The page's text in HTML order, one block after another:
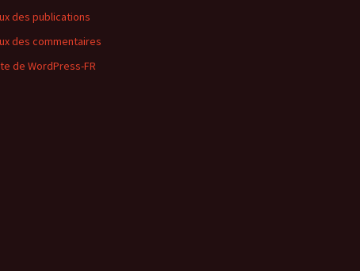
des publications
des commentaires
de WordPress-FR